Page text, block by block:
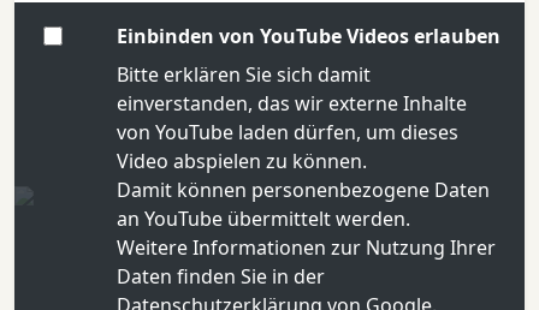
Einbinden von YouTube Videos erlauben
Bitte erklären Sie sich damit
einverstanden, das wir externe Inhalte
von YouTube laden dürfen, um dieses
Video abspielen zu können.
Damit können personenbezogene Daten
an YouTube übermittelt werden.
Weitere Informationen zur Nutzung Ihrer
Daten finden Sie in der